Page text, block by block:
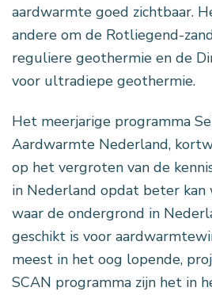
aardwarmte goed zichtbaar.
andere om de Rotliegend-
reguliere geothermie en de
voor ultradiepe geothermie.
Het meerjarige programma
Aardwarmte Nederland,
op het vergroten van de
in Nederland opdat beter kan
waar de ondergrond in
geschikt is voor
meest in het oog lopende,
SCAN programma zijn het in